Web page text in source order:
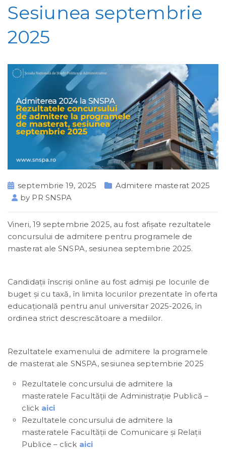
Sesiunea septembrie
2025
septembrie 19, 2025
Admitere masterat 2025
by PR SNSPA
Vineri, 19 septembrie 2025, au fost afișate rezultatele
concursului de admitere pentru programele de
masterat ale SNSPA, sesiunea septembrie 2025.
Candidații înscriși online au fost admiși pe locurile de
buget și cu taxă, în limita locurilor prezentate în oferta
educațională pentru anul universitar 2025-2026, în
ordinea strict descrescătoare a mediilor.
Rezultatele examenului de admitere la programele
de masterat ale SNSPA, sesiunea septembrie 2025
Rezultatele concursului de admitere la
masteratele Facultății de Administrație Publică –
click aici
Rezultatele concursului de admitere la
masteratele Facultății de Comunicare și Relații
Publice – click aici